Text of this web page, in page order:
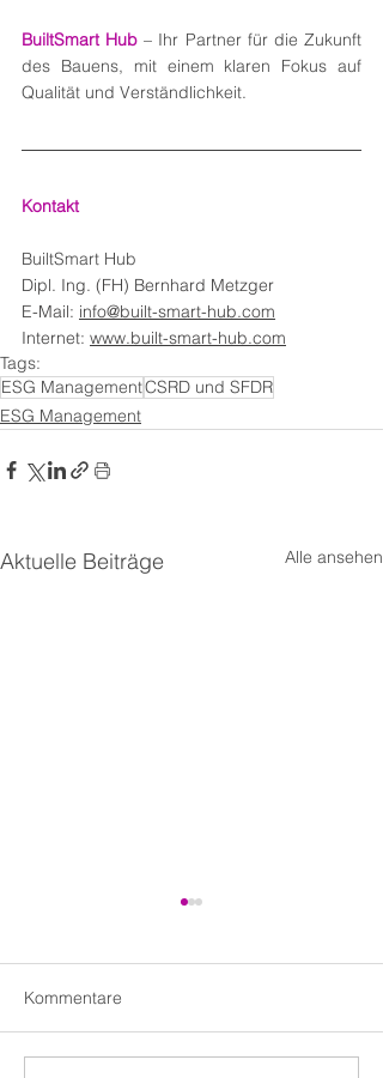
BuiltSmart Hub – Ihr Partner für die Zukunft
des Bauens, mit einem klaren Fokus auf
Qualität und Verständlichkeit.
Kontakt
BuiltSmart Hub
Dipl. Ing. (FH) Bernhard Metzger
E-Mail: info@built-smart-hub.com
Internet: www.built-smart-hub.com
Tags:
ESG ManagementCSRD und SFDR
ESG Management
Aktuelle Beiträge Alle ansehen
Kommentare